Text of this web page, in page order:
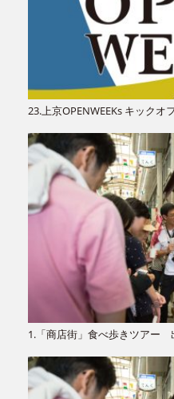
23.上京OPENWEEKs キックオ
1.「商店街」食べ歩きツアー